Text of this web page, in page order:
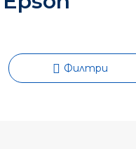
Филтри